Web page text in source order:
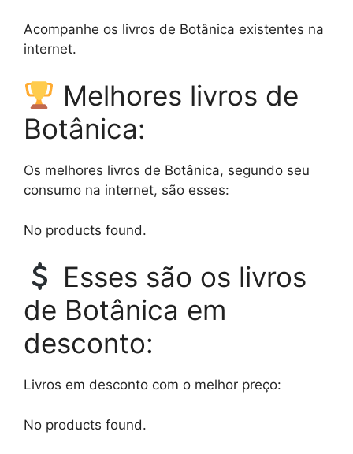
Acompanhe os livros de Botânica existentes na
internet.
Melhores livros de
Botânica:
Os melhores livros de Botânica, segundo seu
consumo na internet, são esses:
No products found.
Esses são os livros
de Botânica em
desconto:
Livros em desconto com o melhor preço:
No products found.